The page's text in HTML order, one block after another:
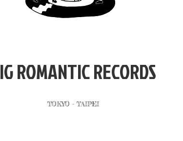
ROMANTIC RECORDS
TOKYO - TAIPEI